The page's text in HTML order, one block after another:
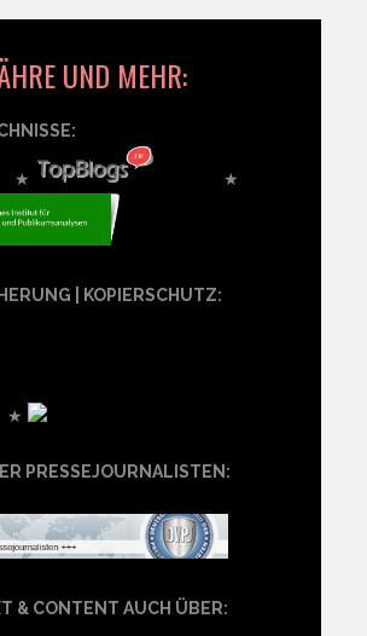
UND MEHR:
★ ★
| KOPIERSCHUTZ:
PRESSEJOURNALISTEN:
& CONTENT AUCH ÜBER: